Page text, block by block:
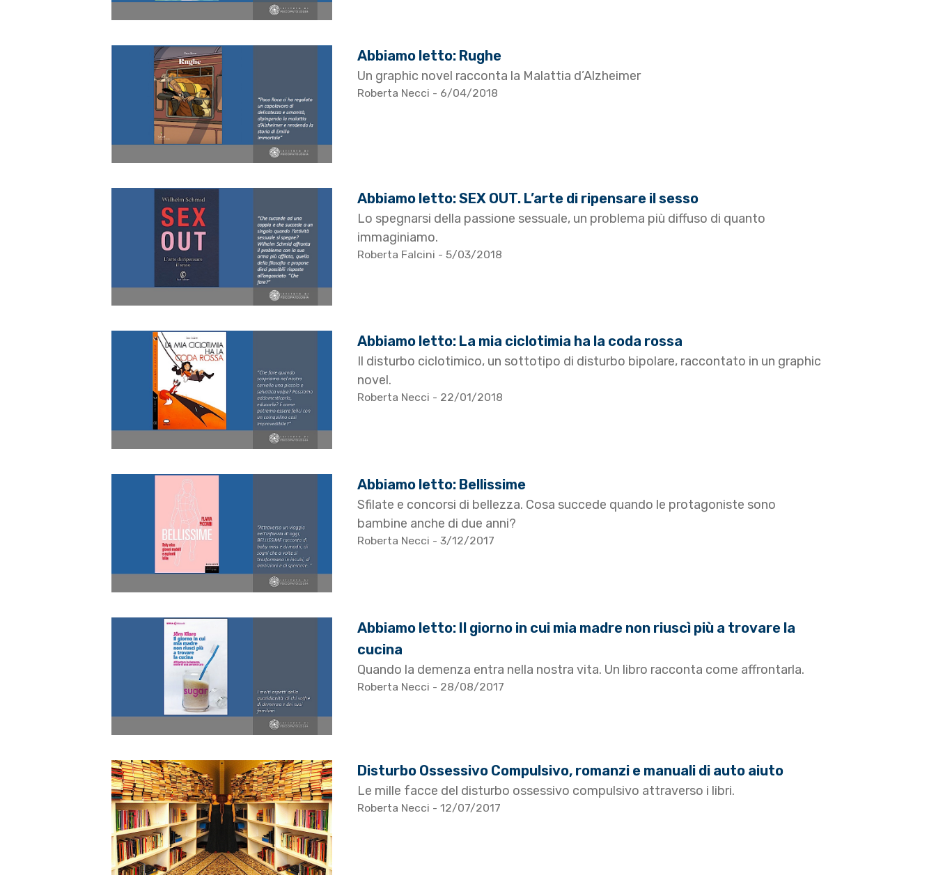
Abbiamo letto: Rughe
Un graphic novel racconta la Malattia d’Alzheimer
Roberta Necci - 6/04/2018
Abbiamo letto: SEX OUT. L’arte di ripensare il sesso
Lo spegnarsi della passione sessuale, un problema più diffuso di quanto
immaginiamo.
Roberta Falcini - 5/03/2018
Abbiamo letto: La mia ciclotimia ha la coda rossa
Il disturbo ciclotimico, un sottotipo di disturbo bipolare, raccontato in un graphic
novel.
Roberta Necci - 22/01/2018
Abbiamo letto: Bellissime
Sfilate e concorsi di bellezza. Cosa succede quando le protagoniste sono
bambine anche di due anni?
Roberta Necci - 3/12/2017
Abbiamo letto: Il giorno in cui mia madre non riuscì più a trovare la
cucina
Quando la demenza entra nella nostra vita. Un libro racconta come affrontarla.
Roberta Necci - 28/08/2017
Disturbo Ossessivo Compulsivo, romanzi e manuali di auto aiuto
Le mille facce del disturbo ossessivo compulsivo attraverso i libri.
Roberta Necci - 12/07/2017